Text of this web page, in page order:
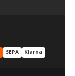
SEPA Klarna